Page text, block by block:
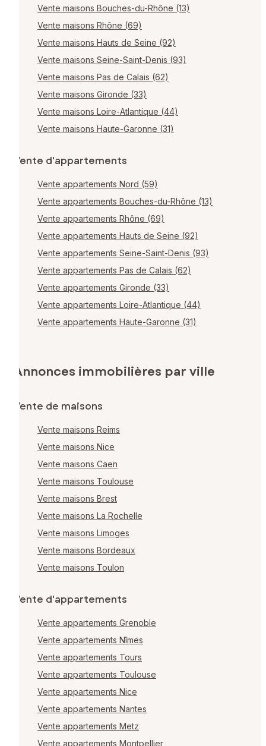
Vente maisons Bouches-du-Rhône (13)
Vente maisons Rhône (69)
Vente maisons Hauts de Seine (92)
Vente maisons Seine-Saint-Denis (93)
Vente maisons Pas de Calais (62)
Vente maisons Gironde (33)
Vente maisons Loire-Atlantique (44)
Vente maisons Haute-Garonne (31)
Vente d'appartements
Vente appartements Nord (59)
Vente appartements Bouches-du-Rhône (13)
Vente appartements Rhône (69)
Vente appartements Hauts de Seine (92)
Vente appartements Seine-Saint-Denis (93)
Vente appartements Pas de Calais (62)
Vente appartements Gironde (33)
Vente appartements Loire-Atlantique (44)
Vente appartements Haute-Garonne (31)
Annonces immobilières par ville
Vente de maisons
Vente maisons Reims
Vente maisons Nice
Vente maisons Caen
Vente maisons Toulouse
Vente maisons Brest
Vente maisons La Rochelle
Vente maisons Limoges
Vente maisons Bordeaux
Vente maisons Toulon
Vente d'appartements
Vente appartements Grenoble
Vente appartements Nîmes
Vente appartements Tours
Vente appartements Toulouse
Vente appartements Nice
Vente appartements Nantes
Vente appartements Metz
Vente appartements Montpellier